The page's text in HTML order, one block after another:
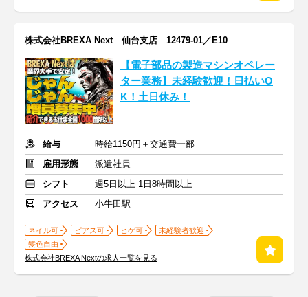
株式会社BREXA Next 仙台支店 12479-01／E10
【電子部品の製造マシンオペレー
ター業務】未経験歓迎！日払いO
K！土日休み！
給与
時給1150円＋交通費一部
雇用形態
派遣社員
シフト
週5日以上 1日8時間以上
アクセス
小牛田駅
ネイル可 ピアス可 ヒゲ可
未経験者歓迎
髪色自由
株式会社BREXA Nextの求人一覧を見る